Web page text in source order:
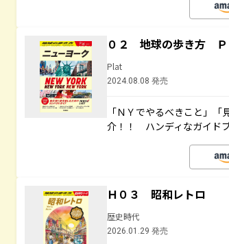
０２ 地球の歩き方
Plat
2024.08.08 発売
「ＮＹでやるべきこと」
介！！ ハンディなガイドブ
Ｈ０３ 昭和レトロ
歴史時代
2026.01.29 発売